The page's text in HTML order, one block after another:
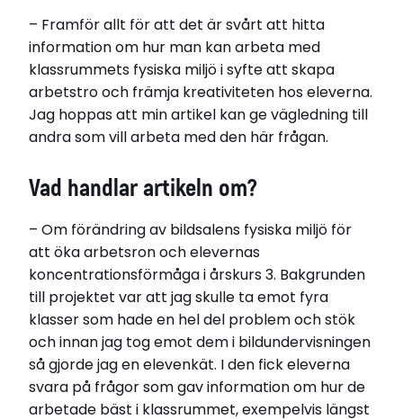
– Framför allt för att det är svårt att hitta
information om hur man kan arbeta med
klassrummets fysiska miljö i syfte att skapa
arbetstro och främja kreativiteten hos eleverna.
Jag hoppas att min artikel kan ge vägledning till
andra som vill arbeta med den här frågan.
Vad handlar artikeln om?
– Om förändring av bildsalens fysiska miljö för
att öka arbetsron och elevernas
koncentrationsförmåga i årskurs 3. Bakgrunden
till projektet var att jag skulle ta emot fyra
klasser som hade en hel del problem och stök
och innan jag tog emot dem i bildundervisningen
så gjorde jag en elevenkät. I den fick eleverna
svara på frågor som gav information om hur de
arbetade bäst i klassrummet, exempelvis längst